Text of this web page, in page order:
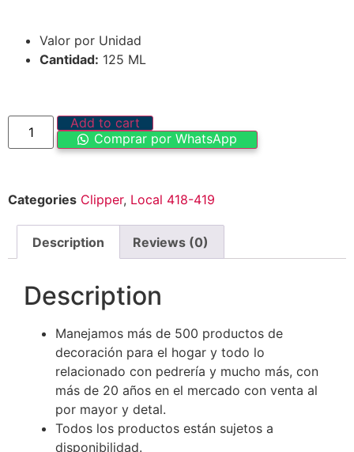
Valor por Unidad
Cantidad: 125 ML
Add to cart
Comprar por WhatsApp
Categories Clipper, Local 418-419
Description Reviews (0)
Description
Manejamos más de 500 productos de
decoración para el hogar y todo lo
relacionado con pedrería y mucho más, con
más de 20 años en el mercado con venta al
por mayor y detal.
Todos los productos están sujetos a
disponibilidad.